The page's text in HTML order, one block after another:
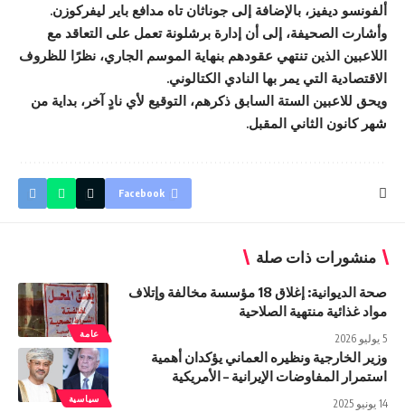
ألفونسو ديفيز، بالإضافة إلى جوناثان تاه مدافع باير ليفركوزن.
وأشارت الصحيفة، إلى أن إدارة برشلونة تعمل على التعاقد مع
اللاعبين الذين تنتهي عقودهم بنهاية الموسم الجاري، نظرًا للظروف
الاقتصادية التي يمر بها النادي الكتالوني.
ويحق للاعبين الستة السابق ذكرهم، التوقيع لأي نادٍ آخر، بداية من
شهر كانون الثاني المقبل.
Facebook
منشورات ذات صلة
عامة
صحة الديوانية: إغلاق 18 مؤسسة مخالفة وإتلاف
مواد غذائية منتهية الصلاحية
5 يوليو 2026
سياسية
وزير الخارجية ونظيره العماني يؤكدان أهمية
استمرار المفاوضات الإيرانية – الأمريكية
14 يونيو 2025